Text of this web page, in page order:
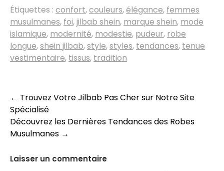
Étiquettes : confort,couleurs,élégance, femmes
musulmanes, foi,jilbab shein, marque shein, mode
islamique, modernité, modestie, pudeur, robe
longue,shein jilbab,style,styles, tendances, tenue
vestimentaire, tissus, tradition
Navigation
des
articles
← Trouvez Votre Jilbab Pas Cher sur Notre Site
Spécialisé
Découvrez les Dernières Tendances des Robes
Musulmanes →
Laisser un commentaire